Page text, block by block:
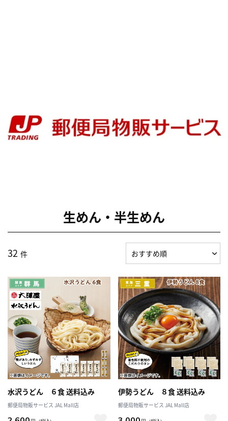
生めん・半生めん
32 件
水沢うどん ６食 送料込み
郵便局物販サービス JAL Mall店
伊勢うどん ８食 送料込み
郵便局物販サービス JAL Mall店